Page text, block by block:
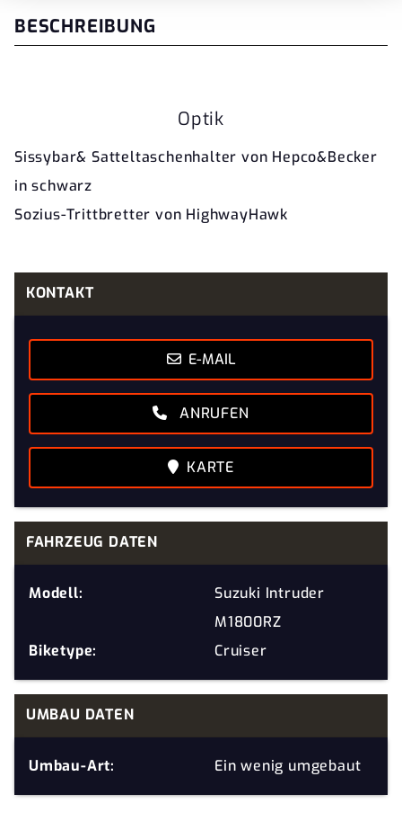
BESCHREIBUNG
Optik
Sissybar& Satteltaschenhalter von Hepco&Becker
in schwarz
Sozius-Trittbretter von HighwayHawk
KONTAKT
E-MAIL
ANRUFEN
KARTE
FAHRZEUG DATEN
Modell:
Suzuki Intruder
M1800RZ
Biketype:
Cruiser
UMBAU DATEN
Umbau-Art: Ein wenig umgebaut